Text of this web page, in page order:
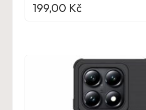
199,00 Kč